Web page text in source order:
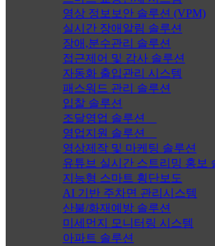
영상 정보보안 솔루션 (VPM)
실시간 장애알림 솔루션
장애,분수관리 솔루션
접근제어 및 감사 솔루션
자동화 출입관리 시스템
패스워드 관리 솔루션
입찰 솔루션
조달영업 솔루션
영업지원 솔루션
영상제작 및 마케팅 솔루션
유튜브 실시간 스트리밍 홍보
지능형 스마트 횡단보도
AI 기반 주차면 관리시스템
산불/화재예방 솔루션
미세먼지 모니터링 시스템
아파트 솔루션